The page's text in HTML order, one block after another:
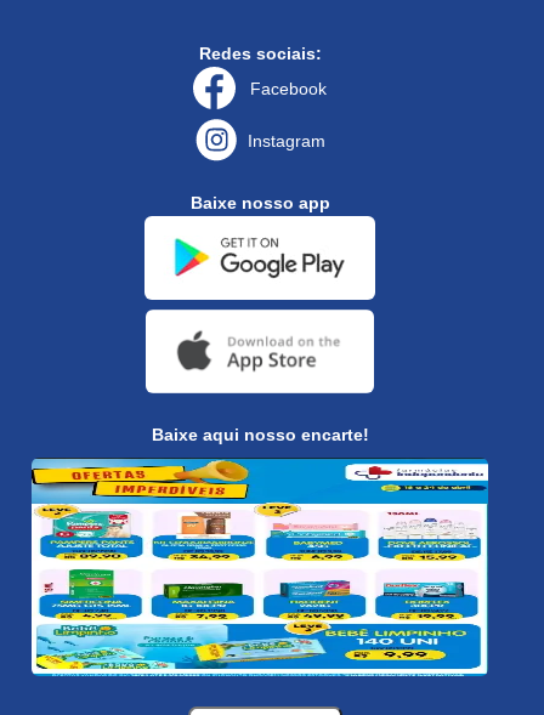
Redes sociais:
Facebook
Instagram
Baixe nosso app
Baixe aqui nosso encarte!